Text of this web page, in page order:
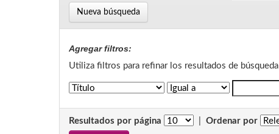
Nueva búsqueda
Agregar filtros:
Utiliza filtros para refinar los resultados de búsqueda
Resultados por página Ordenar por